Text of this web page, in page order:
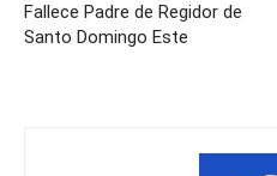
Fallece Padre de Regidor de
Santo Domingo Este